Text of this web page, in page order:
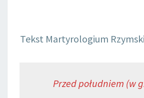
Tekst Martyrologium
Przed południem (w